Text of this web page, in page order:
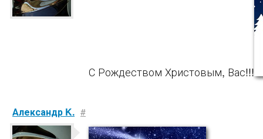
С Рождеством Христовым, Вас!!!
Александр K. #